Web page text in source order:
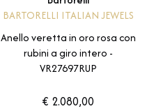
BARTORELLI ITALIAN JEWELS
Anello veretta in oro rosa con
rubini a giro intero -
VR27697RUP
€ 2.080,00